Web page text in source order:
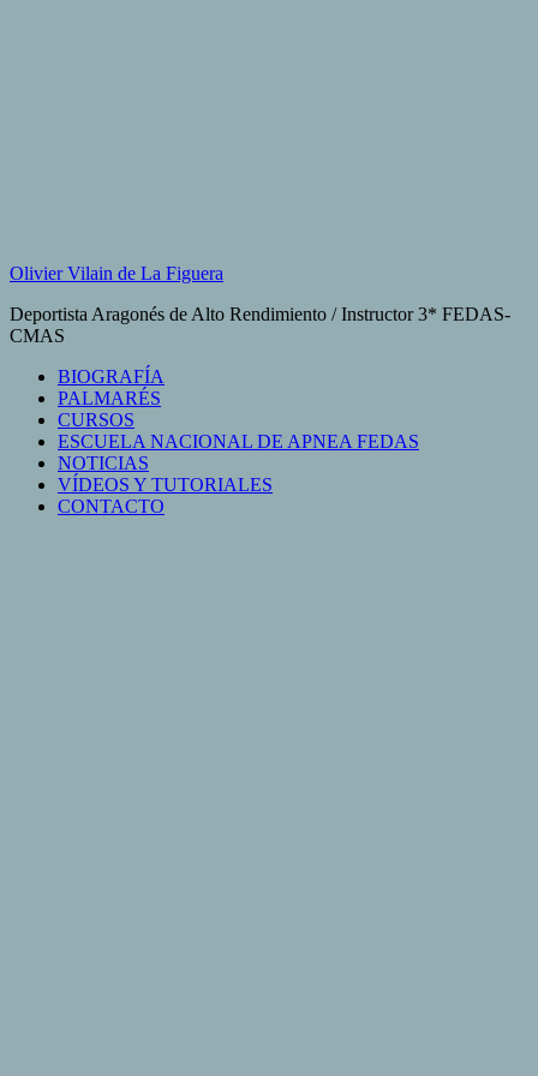
Olivier Vilain de La Figuera
Deportista Aragonés de Alto Rendimiento / Instructor 3* FEDAS-
CMAS
BIOGRAFÍA
PALMARÉS
CURSOS
ESCUELA NACIONAL DE APNEA FEDAS
NOTICIAS
VÍDEOS Y TUTORIALES
CONTACTO